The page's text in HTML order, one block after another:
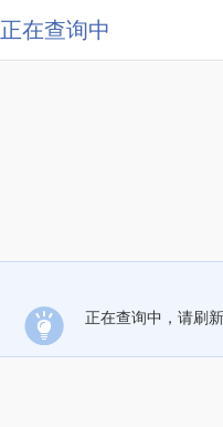
正在查询中
正在查询中，请刷